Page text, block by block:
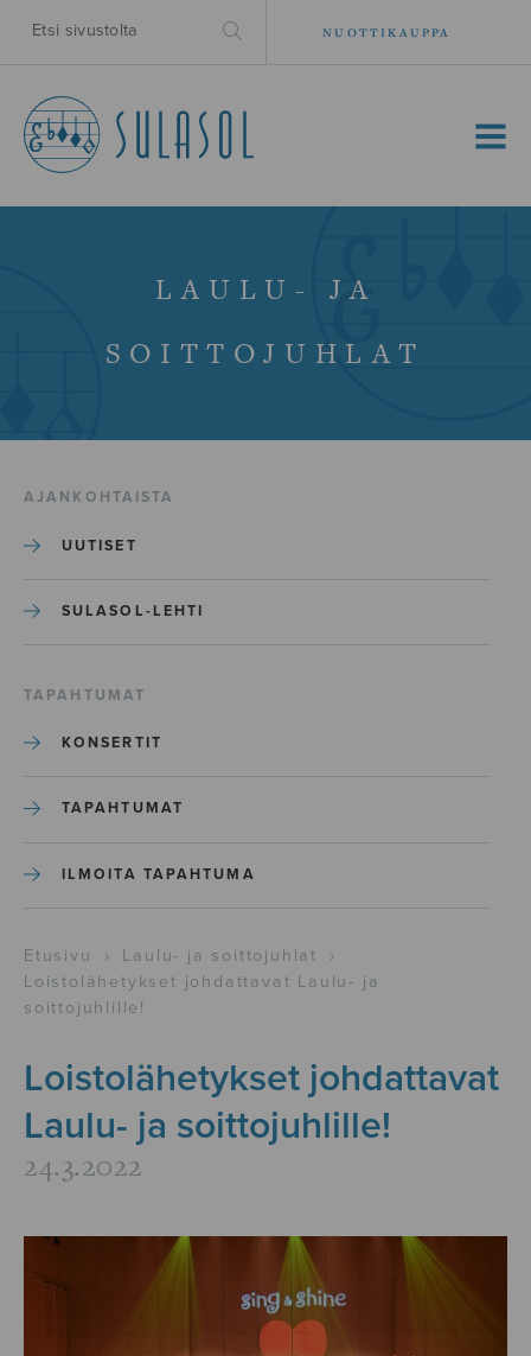
NUOTTIKAUPPA
MENU
LAULU- JA
SOITTOJUHLAT
AJANKOHTAISTA
UUTISET
SULASOL-LEHTI
TAPAHTUMAT
KONSERTIT
TAPAHTUMAT
ILMOITA TAPAHTUMA
Etusivu › Laulu- ja soittojuhlat
›
Loistolähetykset johdattavat Laulu- ja
soittojuhlille!
Loistolähetykset johdattavat
Laulu- ja soittojuhlille!
24.3.2022